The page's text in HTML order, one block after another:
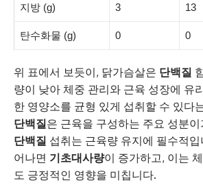
지방 (g) 3 13
탄수화물 (g) 0 0
위 표에서 보듯이, 닭가슴살은 단백질
량이 낮아 체중 관리와 근육 성장에 유
한 영양소를 균형 있게 섭취할 수 있다
단백질은 근육을 구성하는 주요 성분
단백질 섭취는 근육량 유지에 필수적
어나면 기초대사량이 증가하고, 이는
도 긍정적인 영향을 미칩니다.